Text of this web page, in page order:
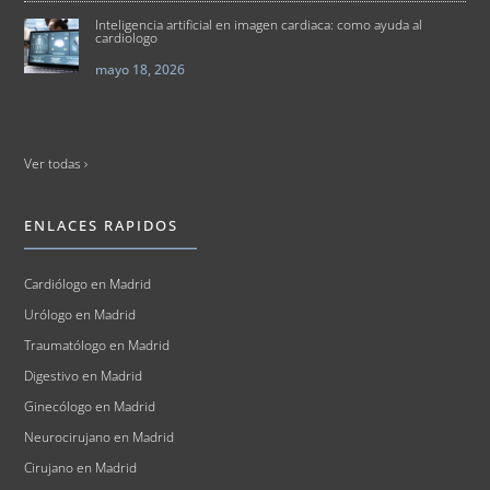
Inteligencia artificial en imagen cardiaca: como ayuda al
cardiologo
mayo 18, 2026
Ver todas ›
ENLACES RAPIDOS
Cardiólogo en Madrid
Urólogo en Madrid
Traumatólogo en Madrid
Digestivo en Madrid
Ginecólogo en Madrid
Neurocirujano en Madrid
Cirujano en Madrid